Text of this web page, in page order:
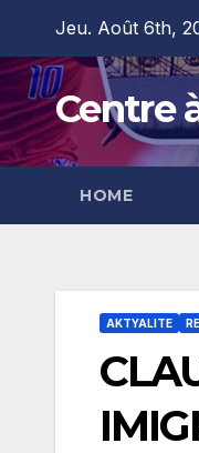
content
content
Jeu. Août 6th,
Centre
HOME
AKTYALITE